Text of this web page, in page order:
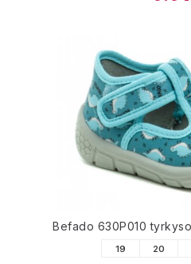
Befado 630P010
19 20